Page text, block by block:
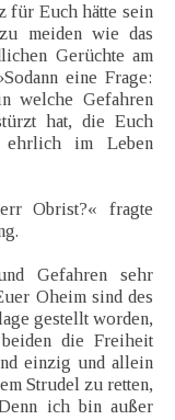
für Euch hätte sein
meiden wie das
Gerüchte am
eine Frage:
welche Gefahren
hat, die Euch
ehrlich im Leben
Obrist?« fragte
Gefahren sehr
Oheim sind des
gestellt worden,
die Freiheit
einzig und allein
Strudel zu retten,
ich bin außer